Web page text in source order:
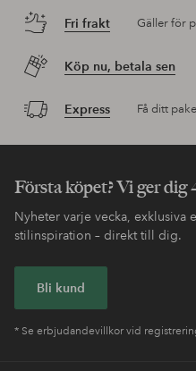
Fri frakt Gäller för
Köp nu, betala sen
Express Få ditt
Första köpet? Vi ger dig
Nyheter varje vecka,
stilinspiration – direkt till dig.
Bli kund
* Se erbjudandevillkor vid